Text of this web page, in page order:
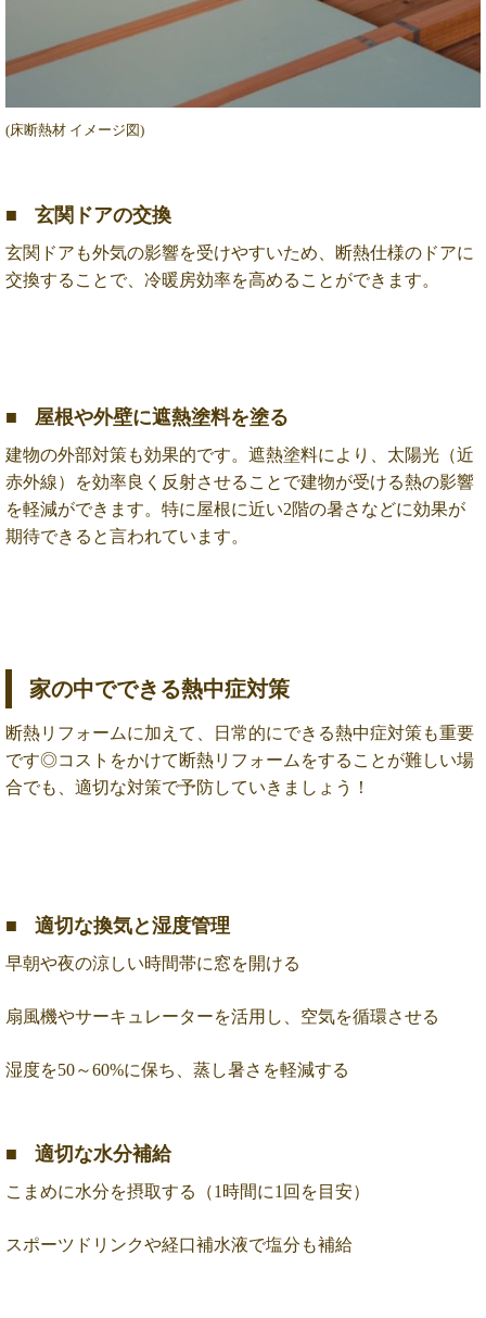
(床断熱材 イメージ図)
玄関ドアの交換
玄関ドアも外気の影響を受けやすいため、断熱仕様のドアに
交換することで、冷暖房効率を高めることができます。
屋根や外壁に遮熱塗料を塗る
建物の外部対策も効果的です。遮熱塗料により、太陽光（近
赤外線）を効率良く反射させることで建物が受ける熱の影響
を軽減ができます。特に屋根に近い2階の暑さなどに効果が
期待できると言われています。
家の中でできる熱中症対策
断熱リフォームに加えて、日常的にできる熱中症対策も重要
です◎コストをかけて断熱リフォームをすることが難しい場
合でも、適切な対策で予防していきましょう！
適切な換気と湿度管理
早朝や夜の涼しい時間帯に窓を開ける
扇風機やサーキュレーターを活用し、空気を循環させる
湿度を50～60%に保ち、蒸し暑さを軽減する
適切な水分補給
こまめに水分を摂取する（1時間に1回を目安）
スポーツドリンクや経口補水液で塩分も補給